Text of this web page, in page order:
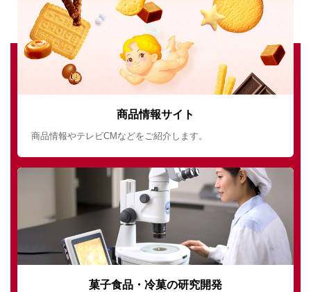
商品情報サイト
商品情報やテレビCMなどをご紹介します。
菓子食品・冷菓の研究開発